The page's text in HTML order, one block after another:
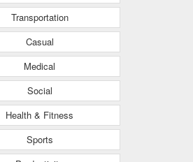
Transportation
Casual
Medical
Social
Health & Fitness
Sports